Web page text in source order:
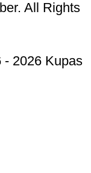
All Rights
2026 Kupas